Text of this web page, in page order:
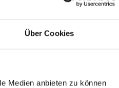
Über Cookies
Medien anbieten zu können